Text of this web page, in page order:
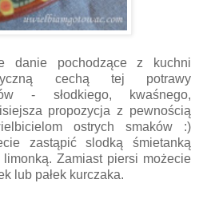
danie pochodzące z kuchni
cechą tej potrawy
- słodkiego, kwaśnego,
propozycja z pewnością
ostrych smaków :)
zastąpić slodką śmietanką
Zamiast piersi możecie
lub pałek kurczaka.